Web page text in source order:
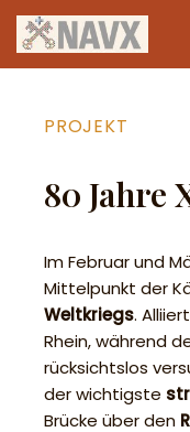
Zum
PROJEKT
80 Jahre
Im Februar und
Mittelpunkt der
Weltkriegs.
Rhein, während
rücksichtslos
der wichtigste
Brücke über den